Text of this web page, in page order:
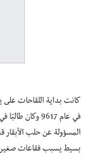
كانت بداية اللقاحات على
في عام 9617
المسؤولة عن حلب
بسيط يسبب فقاعات